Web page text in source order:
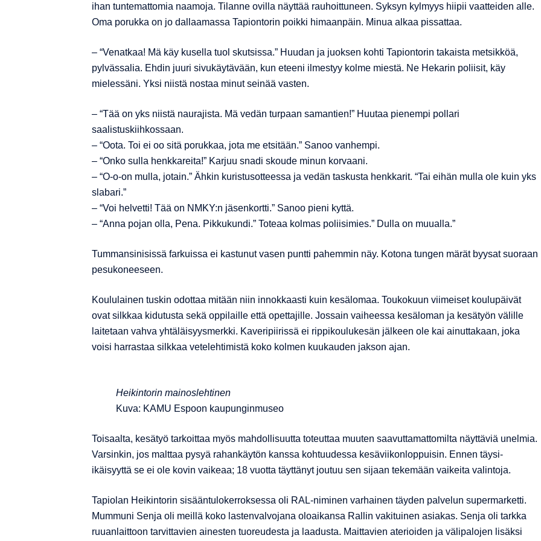
ihan tuntemattomia naamoja. Tilanne ovilla näyttää rauhoittuneen. Syksyn kylmyys hiipii vaatteiden alle.
Oma porukka on jo dallaamassa Tapiontorin poikki himaanpäin. Minua alkaa pissattaa.
– “Venatkaa! Mä käy kusella tuol skutsissa.” Huudan ja juoksen kohti Tapiontorin takaista metsikköä,
pylvässalia. Ehdin juuri sivukäytävään, kun eteeni ilmestyy kolme miestä. Ne Hekarin poliisit, käy
mielessäni. Yksi niistä nostaa minut seinää vasten.
– “Tää on yks niistä naurajista. Mä vedän turpaan samantien!” Huutaa pienempi pollari
saalistuskiihkossaan.
– “Oota. Toi ei oo sitä porukkaa, jota me etsitään.” Sanoo vanhempi.
– “Onko sulla henkkareita!” Karjuu snadi skoude minun korvaani.
– “O-o-on mulla, jotain.” Ähkin kuristusotteessa ja vedän taskusta henkkarit. “Tai eihän mulla ole kuin yks
slabari.”
– “Voi helvetti! Tää on NMKY:n jäsenkortti.” Sanoo pieni kyttä.
– “Anna pojan olla, Pena. Pikkukundi.” Toteaa kolmas poliisimies.” Dulla on muualla.”
Tummansinisissä farkuissa ei kastunut vasen puntti pahemmin näy. Kotona tungen märät byysat suoraan
pesukoneeseen.
Koululainen tuskin odottaa mitään niin innokkaasti kuin kesälomaa. Toukokuun viimeiset koulupäivät
ovat silkkaa kidutusta sekä oppilaille että opettajille. Jossain vaiheessa kesäloman ja kesätyön välille
laitetaan vahva yhtäläisyysmerkki. Kaveripiirissä ei rippikoulukesän jälkeen ole kai ainuttakaan, joka
voisi harrastaa silkkaa vetelehtimistä koko kolmen kuukauden jakson ajan.
Heikintorin mainoslehtinen
Kuva: KAMU Espoon kaupunginmuseo
Toisaalta, kesätyö tarkoittaa myös mahdollisuutta toteuttaa muuten saavuttamattomilta näyttäviä unelmia.
Varsinkin, jos malttaa pysyä rahankäytön kanssa kohtuudessa kesäviikonloppuisin. Ennen täysi-
ikäisyyttä se ei ole kovin vaikeaa; 18 vuotta täyttänyt joutuu sen sijaan tekemään vaikeita valintoja.
Tapiolan Heikintorin sisääntulokerroksessa oli RAL-niminen varhainen täyden palvelun supermarketti.
Mummuni Senja oli meillä koko lastenvalvojana oloaikansa Rallin vakituinen asiakas. Senja oli tarkka
ruuanlaittoon tarvittavien ainesten tuoreudesta ja laadusta. Maittavien aterioiden ja välipalojen lisäksi